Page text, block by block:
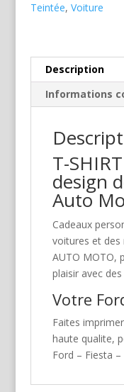
Teintée, Voiture
Description
Informations
T-
design
Auto
Cadeaux
voitures et des
AUTO MOTO,
plaisir avec
Votre
Faites
haute qualite,
Ford – Fiesta –